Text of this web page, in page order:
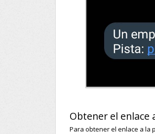
Obtener el enlace
Para obtener el enlace a la